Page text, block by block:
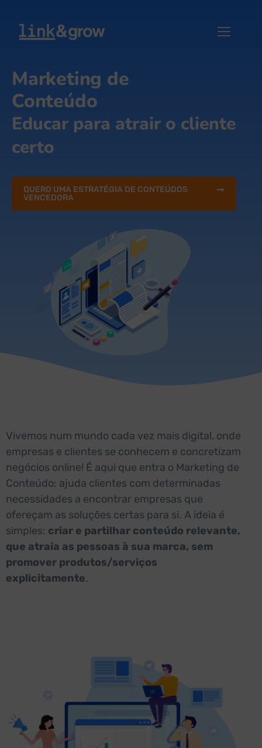
Marketing de
Conteúdo
Educar para atrair o cliente
certo
QUERO UMA ESTRATÉGIA DE CONTEÚDOS
VENCEDORA
Vivemos num mundo cada vez mais digital, onde
empresas e clientes se conhecem e concretizam
negócios online! É aqui que entra o Marketing de
Conteúdo: ajuda clientes com determinadas
necessidades a encontrar empresas que
ofereçam as soluções certas para si. A ideia é
simples: criar e partilhar conteúdo relevante,
que atraia as pessoas à sua marca, sem
promover produtos/serviços
explicitamente.